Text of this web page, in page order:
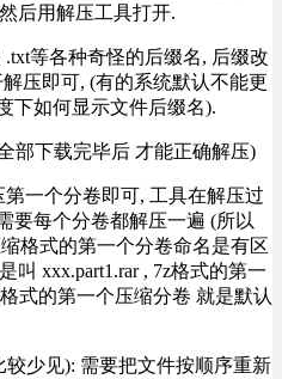
后用解压工具打开.
等各种奇怪的后缀名, 后缀改
压即可, (有的系统默认不能更
下如何显示文件后缀名).
部下载完毕后 才能正确解压)
一个分卷即可, 工具在解压过
要每个分卷都解压一遍 (所以
格式的第一个分卷命名是有区
叫 xxx.part1.rar , 7z格式的第一
式的第一个压缩分卷 就是默认
少见): 需要把文件按顺序重新